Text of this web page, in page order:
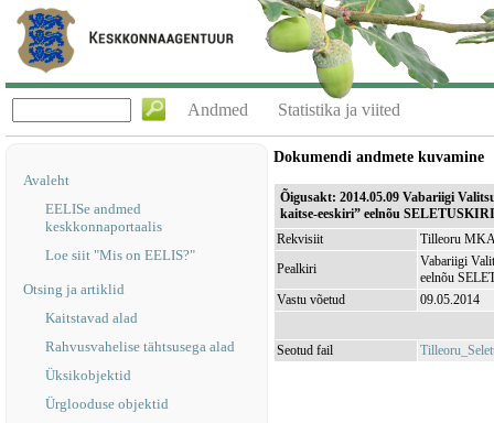
Andmed Statistika ja viited
Avaleht
EELISe andmed
keskkonnaportaalis
Loe siit "Mis on EELIS?"
Otsing ja artiklid
Kaitstavad alad
Rahvusvahelise tähtsusega alad
Üksikobjektid
Ürglooduse objektid
Dokumendi andmete kuvamine
Õigusakt: 2014.05.09 Vabariigi
kaitse-eeskiri” eelnõu SELETUSKIRI
Rekvisiit
Tilleoru MKA
Pealkiri
Vabariigi
eelnõu
Vastu võetud
09.05.2014
Seotud fail